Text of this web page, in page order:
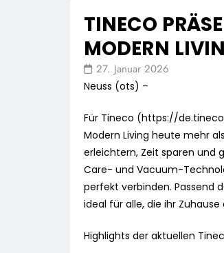
TINECO
MODERN
27. Januar 2026
Neuss (ots) –
Für Tineco (https://
Modern Living heute mehr
erleichtern, Zeit sparen und
Care- und Vacuum-
perfekt verbinden. Passend
ideal für alle, die ihr
Highlights der aktuellen